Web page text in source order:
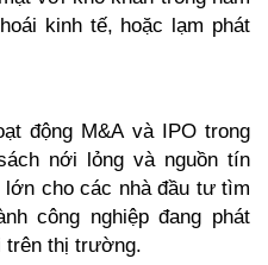
kinh tế, hoặc lạm phát
động M&A và IPO trong
nới lỏng và nguồn tín
cho các nhà đầu tư tìm
công nghiệp đang phát
trên thị trường.